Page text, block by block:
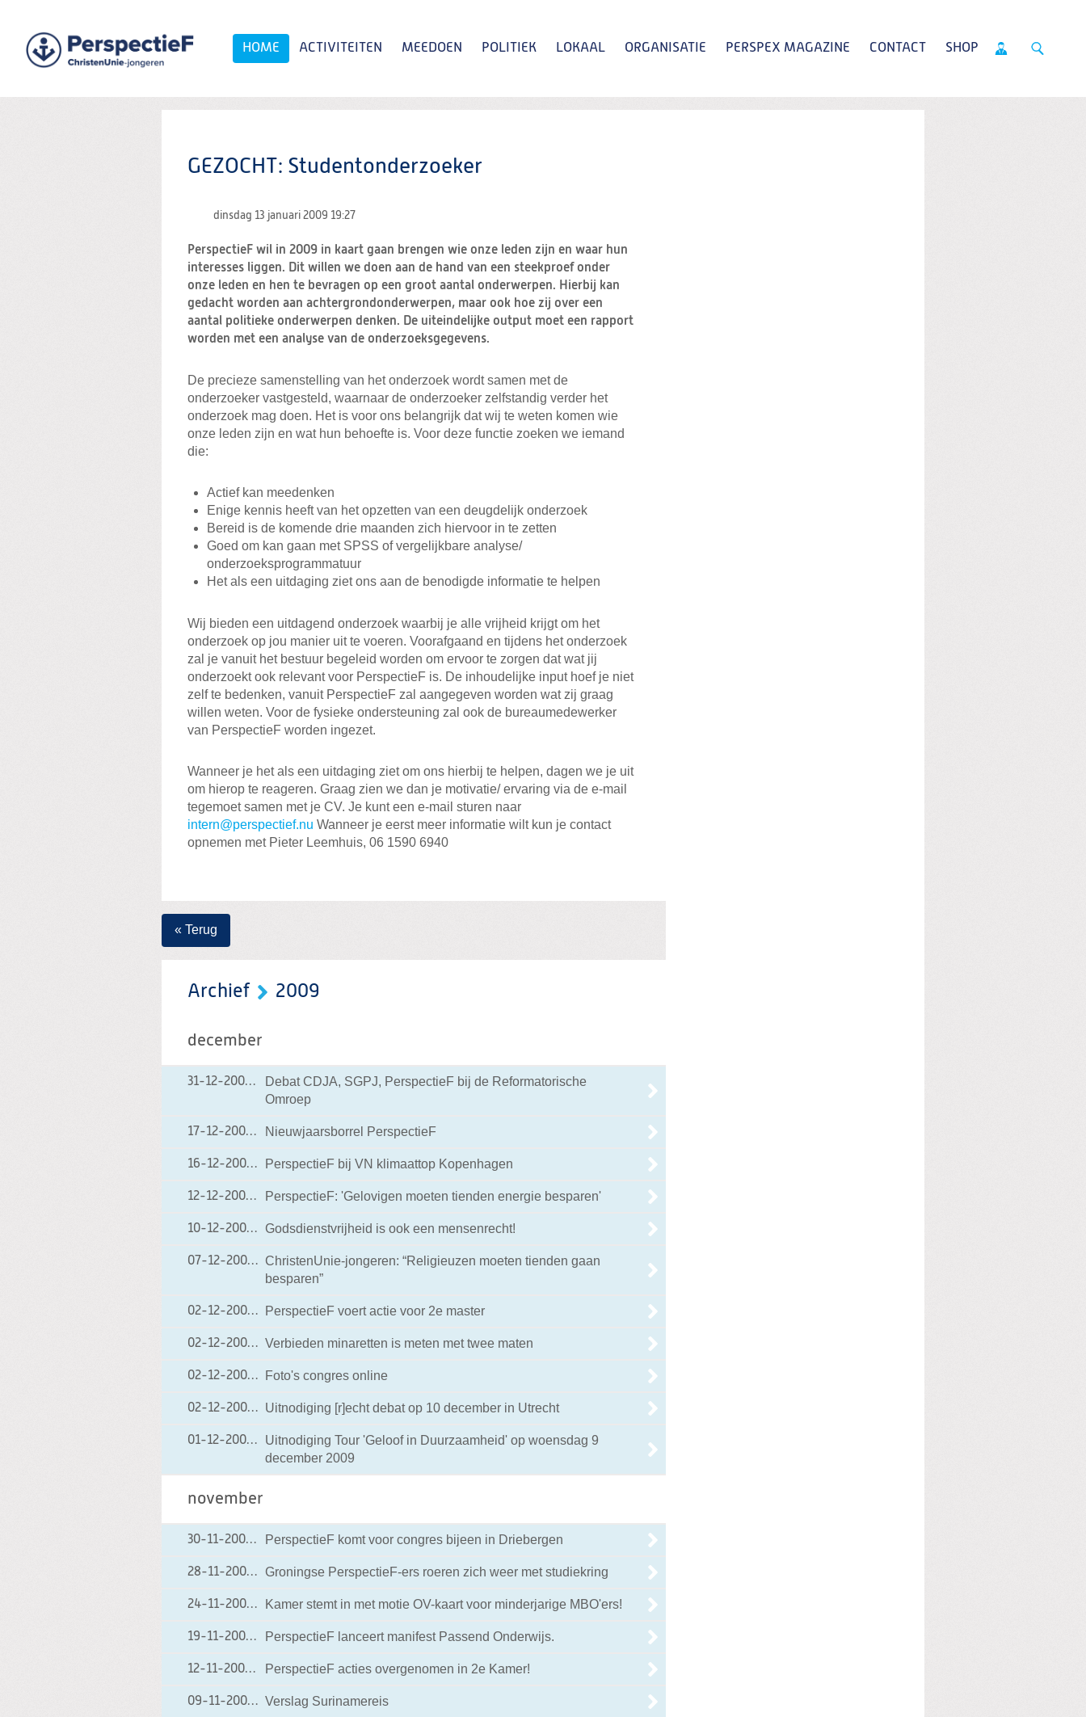
Spring
naar
HOME ACTIVITEITEN MEEDOEN POLITIEK LOKAAL ORGANISATIE PERSPEX MAGAZINE CONTACT SHOP
GEZOCHT: Studentonderzoeker
dinsdag 13 januari 2009 19:27
PerspectieF wil in 2009 in kaart gaan brengen wie onze leden zijn en waar hun
interesses liggen. Dit willen we doen aan de hand van een steekproef onder
onze leden en hen te bevragen op een groot aantal onderwerpen. Hierbij kan
gedacht worden aan achtergrondonderwerpen, maar ook hoe zij over een
aantal politieke onderwerpen denken. De uiteindelijke output moet een rapport
worden met een analyse van de onderzoeksgegevens.
De precieze samenstelling van het onderzoek wordt samen met de
onderzoeker vastgesteld, waarnaar de onderzoeker zelfstandig verder het
onderzoek mag doen. Het is voor ons belangrijk dat wij te weten komen wie
onze leden zijn en wat hun behoefte is. Voor deze functie zoeken we iemand
die:
Actief kan meedenken
Enige kennis heeft van het opzetten van een deugdelijk onderzoek
Bereid is de komende drie maanden zich hiervoor in te zetten
Goed om kan gaan met SPSS of vergelijkbare analyse/
onderzoeksprogrammatuur
Het als een uitdaging ziet ons aan de benodigde informatie te helpen
Wij bieden een uitdagend onderzoek waarbij je alle vrijheid krijgt om het
onderzoek op jou manier uit te voeren. Voorafgaand en tijdens het onderzoek
zal je vanuit het bestuur begeleid worden om ervoor te zorgen dat wat jij
onderzoekt ook relevant voor PerspectieF is. De inhoudelijke input hoef je niet
zelf te bedenken, vanuit PerspectieF zal aangegeven worden wat zij graag
willen weten. Voor de fysieke ondersteuning zal ook de bureaumedewerker
van PerspectieF worden ingezet.
Wanneer je het als een uitdaging ziet om ons hierbij te helpen, dagen we je uit
om hierop te reageren. Graag zien we dan je motivatie/ ervaring via de e-mail
tegemoet samen met je CV. Je kunt een e-mail sturen naar
intern@perspectief.nu Wanneer je eerst meer informatie wilt kun je contact
opnemen met Pieter Leemhuis, 06 1590 6940
« Terug
Archief 2009
december
31-12-200931-12-2009 10:52
Debat CDJA, SGPJ, PerspectieF bij de Reformatorische
Omroep
17-12-200917-12-2009 18:19
Nieuwjaarsborrel PerspectieF
16-12-200916-12-2009 09:25
PerspectieF bij VN klimaattop Kopenhagen
12-12-200912-12-2009 13:53
PerspectieF: 'Gelovigen moeten tienden energie besparen'
10-12-200910-12-2009 17:37
Godsdienstvrijheid is ook een mensenrecht!
07-12-200907-12-2009 19:18
ChristenUnie-jongeren: “Religieuzen moeten tienden gaan
besparen”
02-12-200902-12-2009 20:00
PerspectieF voert actie voor 2e master
02-12-200902-12-2009 19:36
Verbieden minaretten is meten met twee maten
02-12-200902-12-2009 17:00
Foto's congres online
02-12-200902-12-2009 15:49
Uitnodiging [r]echt debat op 10 december in Utrecht
01-12-200901-12-2009 19:10
Uitnodiging Tour 'Geloof in Duurzaamheid' op woensdag 9
december 2009
november
30-11-200930-11-2009 09:57
PerspectieF komt voor congres bijeen in Driebergen
28-11-200928-11-2009 14:41
Groningse PerspectieF-ers roeren zich weer met studiekring
24-11-200924-11-2009 19:21
Kamer stemt in met motie OV-kaart voor minderjarige MBO'ers!
19-11-200919-11-2009 07:23
PerspectieF lanceert manifest Passend Onderwijs.
12-11-200912-11-2009 19:46
PerspectieF acties overgenomen in 2e Kamer!
09-11-200909-11-2009 22:12
Verslag Surinamereis